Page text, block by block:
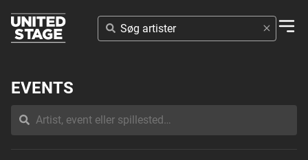
SØG
ARTISTER
EVENTS